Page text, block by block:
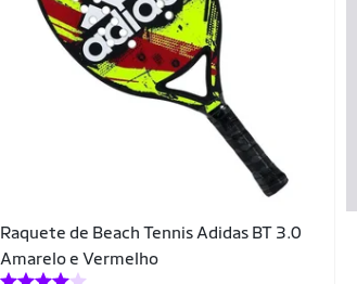
Raquete de Beach Tennis Adidas BT 3.0
Amarelo e Vermelho